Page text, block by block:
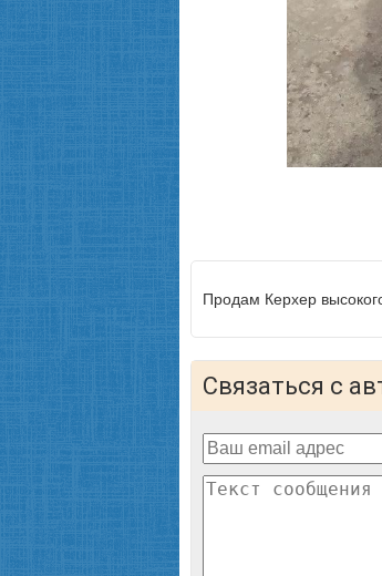
Продам Керхер
Связаться с